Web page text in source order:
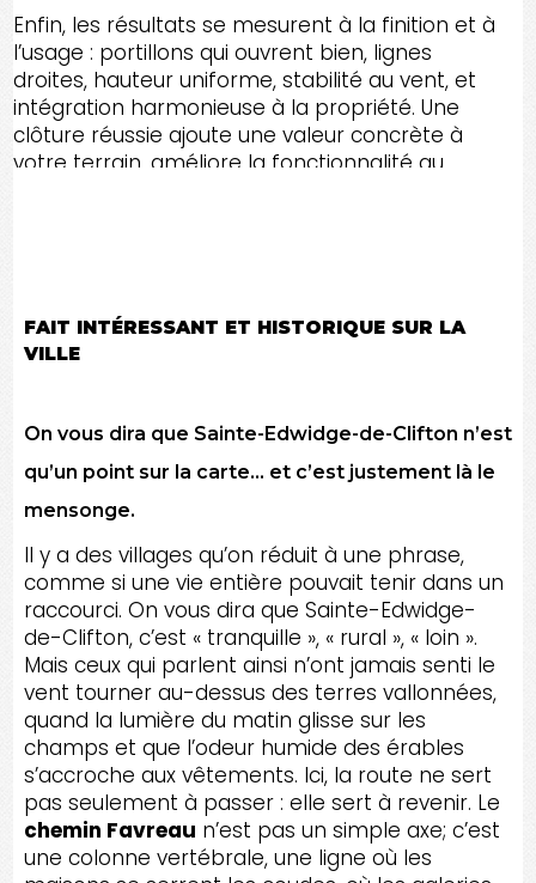
Enfin, les résultats se mesurent à la finition et à
l’usage : portillons qui ouvrent bien, lignes
droites, hauteur uniforme, stabilité au vent, et
intégration harmonieuse à la propriété. Une
clôture réussie ajoute une valeur concrète à
votre terrain, améliore la fonctionnalité au
FAIT INTÉRESSANT ET HISTORIQUE SUR LA
VILLE
On vous dira que Sainte-Edwidge-de-Clifton n’est
qu’un point sur la carte… et c’est justement là le
mensonge.
Il y a des villages qu’on réduit à une phrase,
comme si une vie entière pouvait tenir dans un
raccourci. On vous dira que Sainte-Edwidge-
de-Clifton, c’est « tranquille », « rural », « loin ».
Mais ceux qui parlent ainsi n’ont jamais senti le
vent tourner au-dessus des terres vallonnées,
quand la lumière du matin glisse sur les
champs et que l’odeur humide des érables
s’accroche aux vêtements. Ici, la route ne sert
pas seulement à passer : elle sert à revenir. Le
chemin Favreau n’est pas un simple axe; c’est
une colonne vertébrale, une ligne où les